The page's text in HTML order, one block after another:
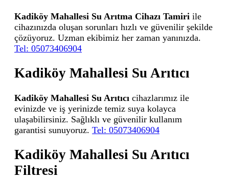
Kadiköy Mahallesi Su Arıtma Cihazı Tamiri ile
cihazınızda oluşan sorunları hızlı ve güvenilir şekilde
çözüyoruz. Uzman ekibimiz her zaman yanınızda.
Tel: 05073406904
Kadiköy Mahallesi Su Arıtıcı
Kadiköy Mahallesi Su Arıtıcı cihazlarımız ile
evinizde ve iş yerinizde temiz suya kolayca
ulaşabilirsiniz. Sağlıklı ve güvenilir kullanım
garantisi sunuyoruz. Tel: 05073406904
Kadiköy Mahallesi Su Arıtıcı
Filtresi